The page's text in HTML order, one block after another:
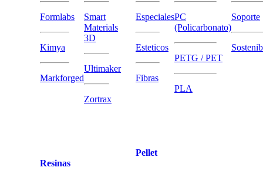
Formlabs
Kimya
Markforged
Smart
Materials
3D
Ultimaker
Zortrax
Resinas
Especiales
Esteticos
Fibras
PC
(Policarbonato)
PETG / PET
PLA
Soporte
Pellet